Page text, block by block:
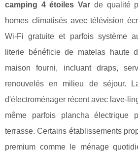
camping 4 étoiles Var de qualité
homes climatisés avec télévision
Wi-Fi gratuite et parfois système
literie bénéficie de matelas haute
maison fourni, incluant draps,
renouvelés en milieu de séjour.
d'électroménager récent avec lave-
même parfois plancha électrique
terrasse. Certains établissements
premium comme le ménage